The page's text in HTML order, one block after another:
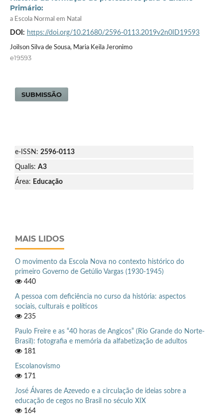
Primário:
a Escola Normal em Natal
DOI: https://doi.org/10.21680/2596-0113.2019v2n0ID19593
Joilson Silva de Sousa, Maria Keila Jeronimo
e19593
SUBMISSÃO
e-ISSN: 2596-0113
Qualis: A3
Área: Educação
MAIS LIDOS
O movimento da Escola Nova no contexto histórico do
primeiro Governo de Getúlio Vargas (1930-1945)
440
A pessoa com deficiência no curso da história: aspectos
sociais, culturais e políticos
235
Paulo Freire e as “40 horas de Angicos” (Rio Grande do Norte-
Brasil): fotografia e memória da alfabetização de adultos
181
Escolanovismo
171
José Álvares de Azevedo e a circulação de ideias sobre a
educação de cegos no Brasil no século XIX
164